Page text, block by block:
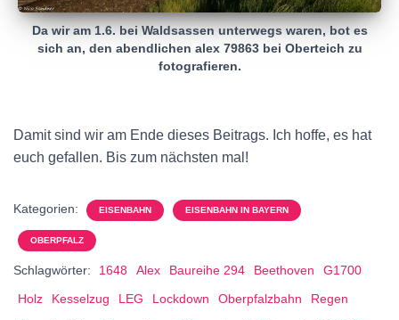
Da wir am 1.6. bei Waldsassen unterwegs waren, bot es
sich an, den abendlichen alex 79863 bei Oberteich zu
fotografieren.
Damit sind wir am Ende dieses Beitrags. Ich hoffe, es hat
euch gefallen. Bis zum nächsten mal!
Kategorien: EISENBAHN EISENBAHN IN BAYERN
OBERPFALZ
Schlagwörter: 1648 Alex Baureihe 294 Beethoven
G1700
Holz
Kesselzug LEG Lockdown Oberpfalzbahn
Regen